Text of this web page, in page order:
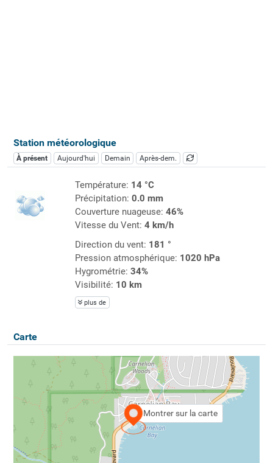
Station météorologique
À présent Aujourd'hui Demain Après-dem.
Température: 14 °C
Précipitation: 0.0 mm
Couverture nuageuse: 46%
Vitesse du Vent: 4 km/h
Direction du vent: 181 °
Pression atmosphérique: 1020 hPa
Hygrométrie: 34%
Visibilité: 10 km
plus de
Carte
Montrer sur la carte